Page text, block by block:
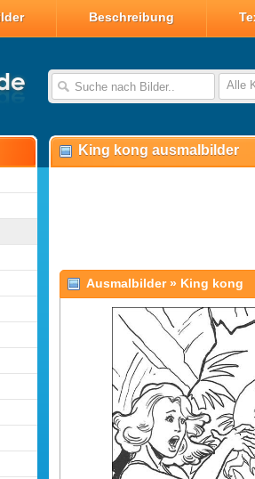
Beschreibung
Alle
King kong ausmalbilder
Ausmalbilder» King kong